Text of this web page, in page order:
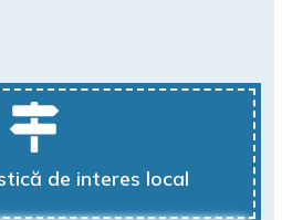
de interes local